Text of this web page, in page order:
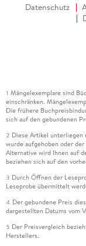
Freistellen mit
Freistellen mit
Bilder identisch
7. Bildmontage . . .
Ein Bild in ein
Weiches
Einen Hintergrund
Tag- und
Datenschutz
1 Mängelexemplare sind
einschränken.
Die frühere
sich auf den gebundenen
2 Diese Artikel unterliegen
wurde aufgehoben oder
Alternative wird Ihnen auf
beziehen sich auf den
3 Durch Öffnen der
Leseprobe übermittelt
4 Der gebundene Preis
dargestellten Datums vom
5 Der Preisvergleich
Herstellers.